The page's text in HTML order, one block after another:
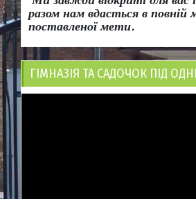
разом нам вдасться в повній
поставленої мети.
ГІМНАЗІЯ ТА САДОЧОК ПІД